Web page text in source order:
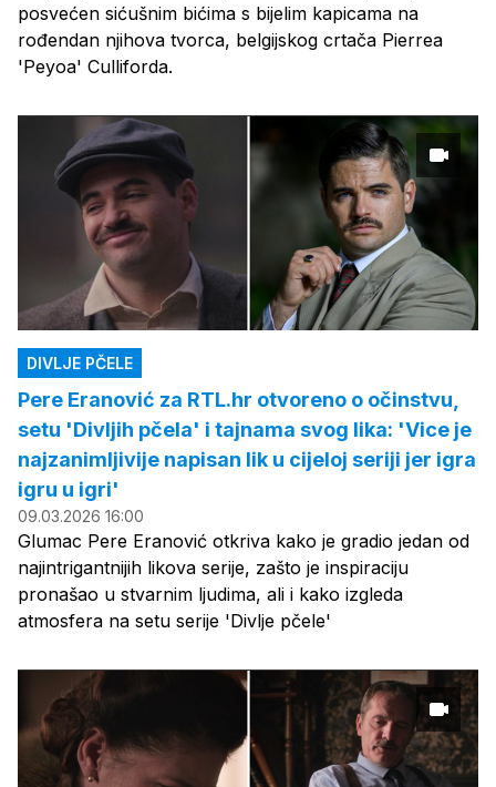
posvećen sićušnim bićima s bijelim kapicama na
rođendan njihova tvorca, belgijskog crtača Pierrea
'Peyoa' Culliforda.
DIVLJE PČELE
Pere Eranović za RTL.hr otvoreno o očinstvu,
setu 'Divljih pčela' i tajnama svog lika: 'Vice je
najzanimljivije napisan lik u cijeloj seriji jer igra
igru u igri'
09.03.2026 16:00
Glumac Pere Eranović otkriva kako je gradio jedan od
najintrigantnijih likova serije, zašto je inspiraciju
pronašao u stvarnim ljudima, ali i kako izgleda
atmosfera na setu serije 'Divlje pčele'